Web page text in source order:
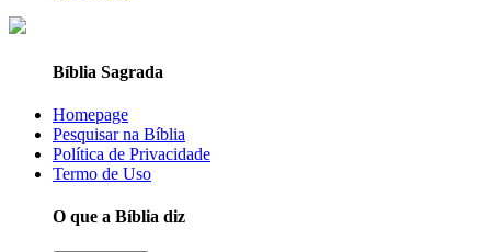
Bíblia Sagrada
Homepage
Pesquisar na Bíblia
Política de Privacidade
Termo de Uso
O que a Bíblia diz